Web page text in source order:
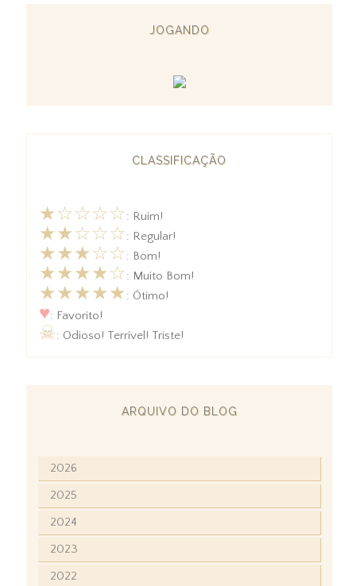
JOGANDO
CLASSIFICAÇÃO
★☆☆☆☆: Ruim!
★★☆☆☆: Regular!
★★★☆☆: Bom!
★★★★☆: Muito Bom!
★★★★★: Ótimo!
♥: Favorito!
☠: Odioso! Terrível! Triste!
ARQUIVO DO BLOG
2026
2025
2024
2023
2022